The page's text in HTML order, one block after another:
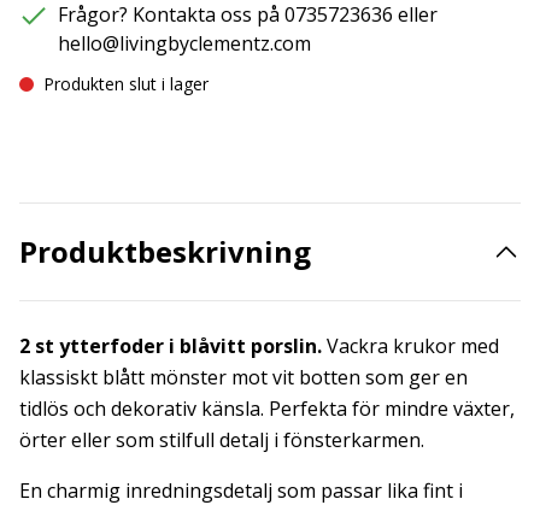
Frågor? Kontakta oss på 0735723636 eller
hello@livingbyclementz.com
Produkten slut i lager
Produktbeskrivning
2 st ytterfoder i blåvitt porslin.Vackra krukor med
klassiskt blått mönster mot vit botten som ger en
tidlös och dekorativ känsla. Perfekta för mindre växter,
örter eller som stilfull detalj i fönsterkarmen.
En charmig inredningsdetalj som passar lika fint i